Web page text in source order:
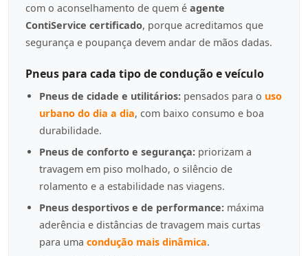
com o aconselhamento de quem é agente
ContiService certificado, porque acreditamos que
segurança e poupança devem andar de mãos dadas.
Pneus para cada tipo de condução e veículo
Pneus de cidade e utilitários: pensados para o uso
urbano do dia a dia, com baixo consumo e boa
durabilidade.
Pneus de conforto e segurança: priorizam a
travagem em piso molhado, o silêncio de
rolamento e a estabilidade nas viagens.
Pneus desportivos e de performance: máxima
aderência e distâncias de travagem mais curtas
para uma condução mais dinâmica.